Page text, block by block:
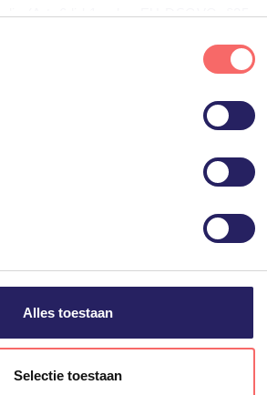
(Art. 6 lid 1 sub a EU-DSGVO, §25
eenvoudig geven door op “Alles
Indien u hiermee niet akkoord gaat,
niet-essentiële diensten
voor individuele diensten
gegevensverwerking door
kunt het gebruik van cookies te allen
Alles toestaan
Selectie toestaan
IT er niet meer